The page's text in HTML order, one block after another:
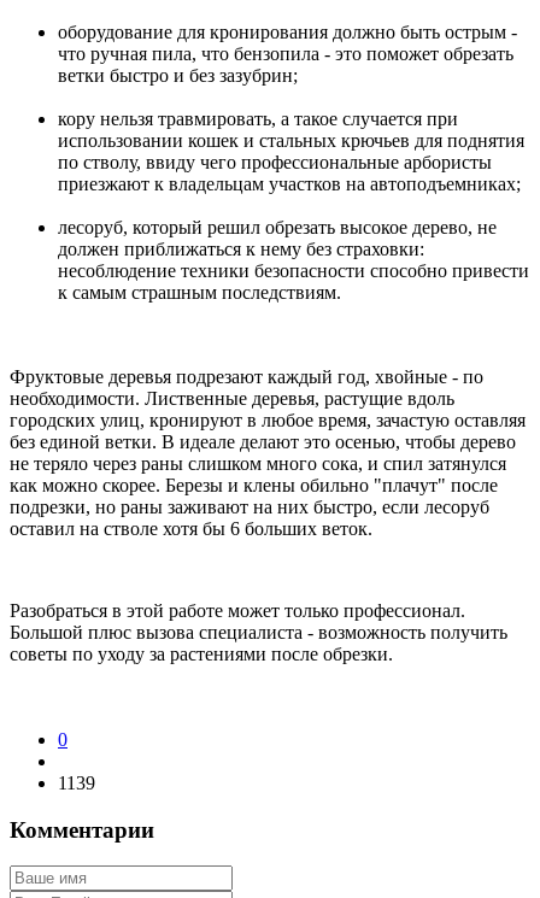
оборудование для кронирования должно быть острым -
что ручная пила, что бензопила - это поможет обрезать
ветки быстро и без зазубрин;
кору нельзя травмировать, а такое случается при
использовании кошек и стальных крючьев для поднятия
по стволу, ввиду чего профессиональные арбористы
приезжают к владельцам участков на автоподъемниках;
лесоруб, который решил обрезать высокое дерево, не
должен приближаться к нему без страховки:
несоблюдение техники безопасности способно привести
к самым страшным последствиям.
Фруктовые деревья подрезают каждый год, хвойные - по
необходимости. Лиственные деревья, растущие вдоль
городских улиц, кронируют в любое время, зачастую оставляя
без единой ветки. В идеале делают это осенью, чтобы дерево
не теряло через раны слишком много сока, и спил затянулся
как можно скорее. Березы и клены обильно "плачут" после
подрезки, но раны заживают на них быстро, если лесоруб
оставил на стволе хотя бы 6 больших веток.
Разобраться в этой работе может только профессионал.
Большой плюс вызова специалиста - возможность получить
советы по уходу за растениями после обрезки.
0
1139
Комментарии